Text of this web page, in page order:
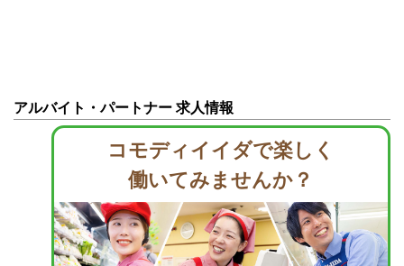
アルバイト・パートナー 求人情報
コモディイイダで楽しく
働いてみませんか？